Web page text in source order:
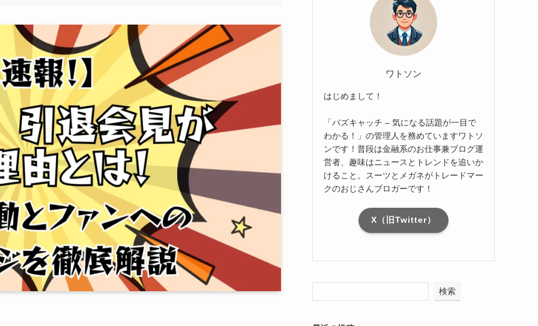
ワトソン
はじめまして！
「バズキャッチ – 気になる話題が一目で
わかる！」の管理人を務めていますワトソ
ンです！普段は金融系のお仕事兼ブログ運
営者、趣味はニュースとトレンドを追いか
けること。スーツとメガネがトレードマー
クのおじさんブロガーです！
X（旧Twitter）
検索